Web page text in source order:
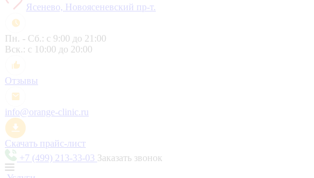
Ясенево, Новоясеневский пр-т.
Пн. - Сб.: с 9:00 до 21:00
Вск.: с 10:00 до 20:00
Отзывы
info@orange-clinic.ru
Скачать прайс-лист
+7 (499) 213-33-03 Заказать звонок